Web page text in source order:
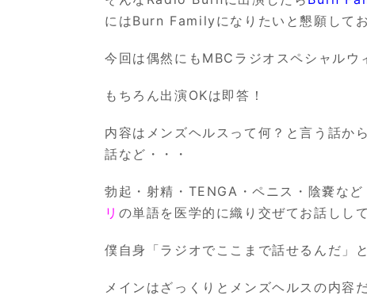
にはBurn Familyになりたいと懇願して
今回は偶然にも MBC ラジオスペシャルウ
もちろん出演OKは即答！
内容はメンズヘルスって何？と言う話か
話など・・・
勃起・射精・ TENGA ・ペニス・陰嚢な
リ の単語を医学的に織り交ぜてお話しし
僕自身「ラジオでここまで話せるんだ」
メインはざっくりとメンズヘルスの内容